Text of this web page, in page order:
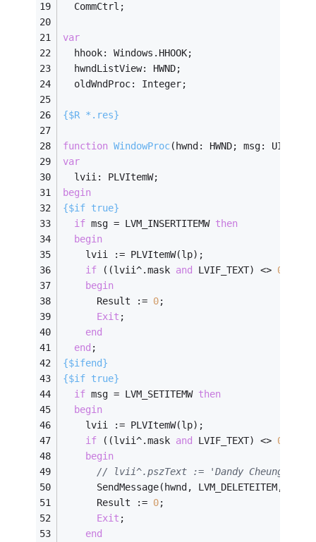
  CommCtrl;
var
  hhook: Windows.HHOOK;
  hwndListView: HWND;
  oldWndProc: Integer;
{$R *.res}
function WindowProc(hwnd: HWND; msg: UINT;
var
  lvii: PLVItemW;
begin
{$if true}
if msg = LVM_INSERTITEMW then
begin
    lvii := PLVItemW(lp);
if ((lvii^.mask and LVIF_TEXT) <> 0
begin
      Result :=
0;
Exit ;
end
end ;
{$ifend}
{$if true}
if msg = LVM_SETITEMW then
begin
    lvii := PLVItemW(lp);
if ((lvii^.mask and LVIF_TEXT) <> 0
begin
// lvii^.pszText := 'Dandy Cheung';  //
SendMessage(hwnd, LVM_DELETEITEM,
      Result :=
0;
Exit ;
end